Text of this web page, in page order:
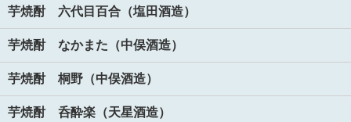
芋焼酎 六代目百合（塩田酒造）
芋焼酎 なかまた（中俣酒造）
芋焼酎 桐野（中俣酒造）
芋焼酎 呑酔楽（天星酒造）